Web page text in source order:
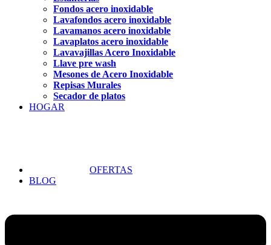
Fondos acero inoxidable
Lavafondos acero inoxidable
Lavamanos acero inoxidable
Lavaplatos acero inoxidable
Lavavajillas Acero Inoxidable
Llave pre wash
Mesones de Acero Inoxidable
Repisas Murales
Secador de platos
HOGAR
OFERTAS
BLOG